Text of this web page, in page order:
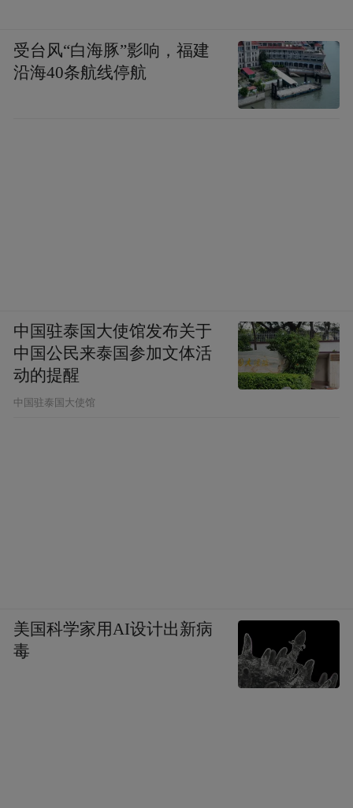
受台风“白海豚”影响，福建
沿海40条航线停航
中国驻泰国大使馆发布关于
中国公民来泰国参加文体活
动的提醒
中国驻泰国大使馆
美国科学家用AI设计出新病
毒